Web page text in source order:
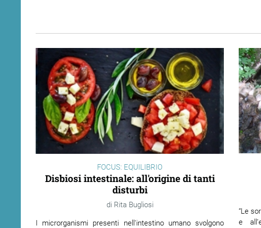
FOCUS: EQUILIBRIO
Disbiosi intestinale: all'origine di tanti
disturbi
Rita Bugliosi
I microrganismi presenti nell'intestino umano svolgono
“Le
e